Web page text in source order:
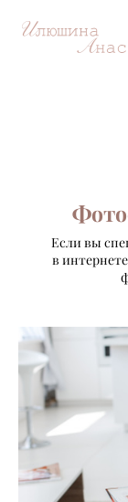
Если вы
в